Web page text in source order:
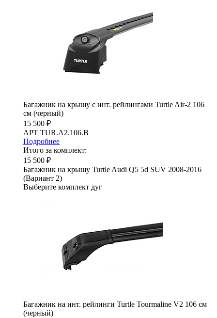
Багажник на крышу с инт. рейлингами Turtle Air-2 106
см (черный)
15 500 ₽
АРТ TUR.A2.106.B
Подробнее
Итого за комплект:
15 500 ₽
Багажник на крышу Turtle Audi Q5 5d SUV 2008-2016
(Вариант 2)
Выберите комплект дуг
Багажник на инт. рейлинги Turtle Tourmaline V2 106 см
(черный)